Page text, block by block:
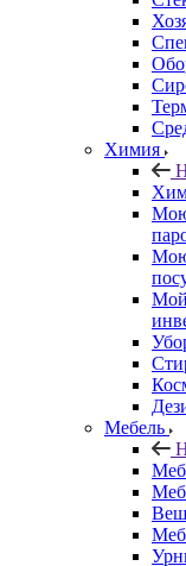
Химия
Мебель